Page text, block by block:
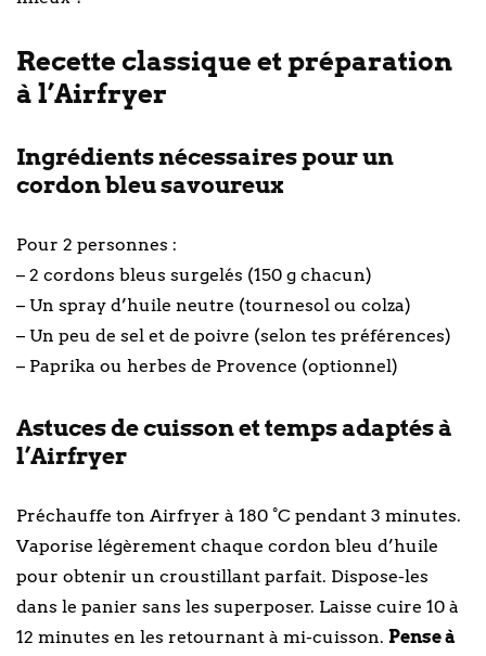
Recette classique et préparation
à l’Airfryer
Ingrédients nécessaires pour un
cordon bleu savoureux
Pour 2 personnes :
– 2 cordons bleus surgelés (150 g chacun)
– Un spray d’huile neutre (tournesol ou colza)
– Un peu de sel et de poivre (selon tes préférences)
– Paprika ou herbes de Provence (optionnel)
Astuces de cuisson et temps adaptés à
l’Airfryer
Préchauffe ton Airfryer à 180 °C pendant 3 minutes.
Vaporise légèrement chaque cordon bleu d’huile
pour obtenir un croustillant parfait. Dispose-les
dans le panier sans les superposer. Laisse cuire 10 à
12 minutes en les retournant à mi-cuisson. Pense à